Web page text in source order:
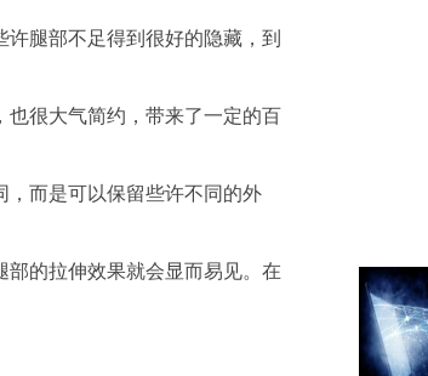
腿部不足得到很好的隐藏，到
也很大气简约，带来了一定的百
，而是可以保留些许不同的外
的拉伸效果就会显而易见。在